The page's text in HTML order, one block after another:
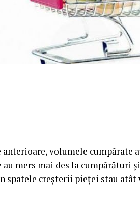
anterioare, volumele cumpărate
au mers mai des la cumpărături
spatele creşterii pieţei stau